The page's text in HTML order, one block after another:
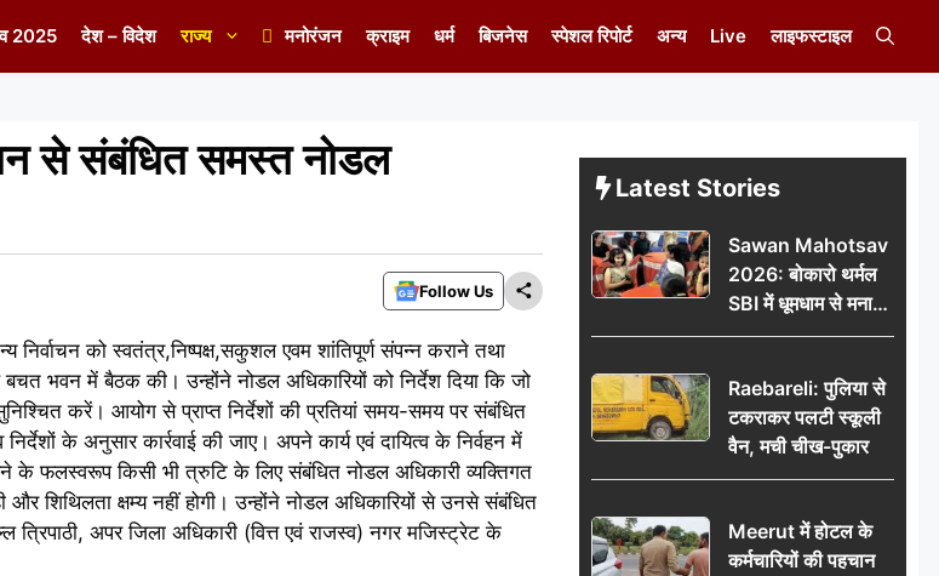
2025 देश – विदेश राज्य मनोरंजन क्राइम धर्म बिजनेस स्पेशल रिपोर्ट अन्य Live लाइफस्टाइल
से संबंधित समस्त नोडल
Follow Us
निर्वाचन को स्वतंत्र,निष्पक्ष,सकुशल एवम शांतिपूर्ण संपन्न कराने तथा
भवन में बैठक की। उन्होंने नोडल अधिकारियों को निर्देश दिया कि जो
करें। आयोग से प्राप्त निर्देशों की प्रतियां समय-समय पर संबंधित
के अनुसार कार्रवाई की जाए। अपने कार्य एवं दायित्व के निर्वहन में
के फलस्वरूप किसी भी त्रुटि के लिए संबंधित नोडल अधिकारी व्यक्तिगत
और शिथिलता क्षम्य नहीं होगी। उन्होंने नोडल अधिकारियों से उनसे संबंधित
त्रिपाठी, अपर जिला अधिकारी (वित्त एवं राजस्व) नगर मजिस्ट्रेट के
Latest Stories
Sawan Mahotsav
2026: बोकारो थर्मल
SBI में धूमधाम से मना
सावन महोत्सव
Raebareli: पुलिया से
टकराकर पलटी स्कूली
वैन, मची चीख-पुकार
Meerut में होटल के
कर्मचारियों की पहचान